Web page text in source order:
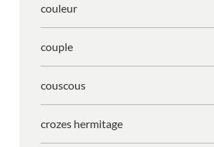
couleur
couple
couscous
crozes hermitage